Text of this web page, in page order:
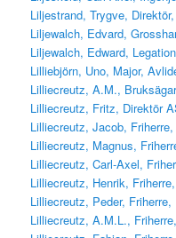
Liljestrand, Trygve,
Liljewalch, Edvard,
Liljewalch, Edward,
Lilliebjörn, Uno, Major,
Lilliecreutz, A.M.,
Lilliecreutz, Fritz, Direktör
Lilliecreutz, Jacob,
Lilliecreutz, Magnus,
Lilliecreutz, Carl-Axel,
Lilliecreutz, Henrik,
Lilliecreutz, Peder,
Lilliecreutz, A.M.L.,